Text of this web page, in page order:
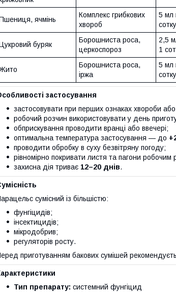
ячмінь
Комплекс грибкових
хвороб
5 мл
сотку
буряк
Борошниста роса,
церкоспороз
2,5
1
Борошниста роса,
іржа
5 мл
сотку
застосування
застосовувати при перших ознаках хвороби
робочий розчин використовувати у день
обприскування проводити вранці або ввечері;
оптимальна температура застосування — до
проводити обробку в суху безвітряну погоду;
рівномірно покривати листя та пагони робочим
захисна дія триває 12–20 днів.
сумісний із більшістю:
фунгіцидів;
інсектицидів;
мікродобрив;
регуляторів росту.
приготуванням бакових сумішей
Тип препарату: системний фунгіцид